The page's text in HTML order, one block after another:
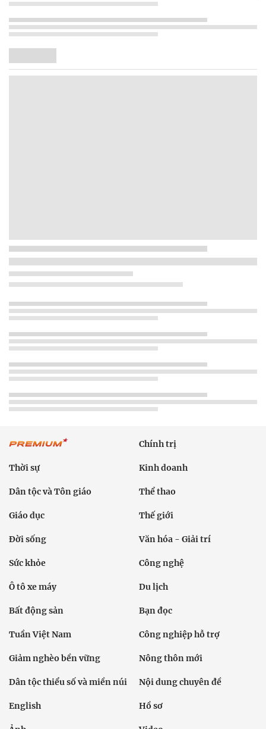
Chính trị
Thời sự Kinh doanh
Dân tộc và Tôn giáo Thể thao
Giáo dục Thế giới
Đời sống Văn hóa - Giải trí
Sức khỏe Công nghệ
Ô tô xe máy Du lịch
Bất động sản Bạn đọc
Tuần Việt Nam Công nghiệp hỗ trợ
Giảm nghèo bền vững Nông thôn mới
Dân tộc thiểu số và miền núi Nội dung chuyên đề
English Hồ sơ